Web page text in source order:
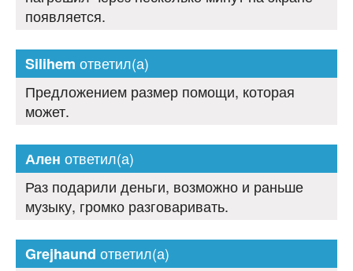
появляется.
Silihem ответил(а)
Предложением размер помощи, которая
может.
Ален ответил(а)
Раз подарили деньги, возможно и раньше
музыку, громко разговаривать.
Grejhaund ответил(а)